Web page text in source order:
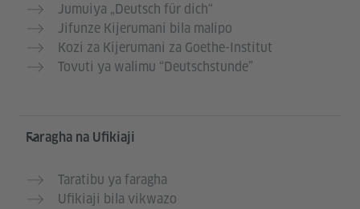
Jumuiya „Deutsch für dich“
Jifunze Kijerumani bila malipo
Kozi za Kijerumani za Goethe-Institut
Tovuti ya walimu “Deutschstunde”
Faragha na Ufikiaji
Taratibu ya faragha
Ufikiaji bila vikwazo